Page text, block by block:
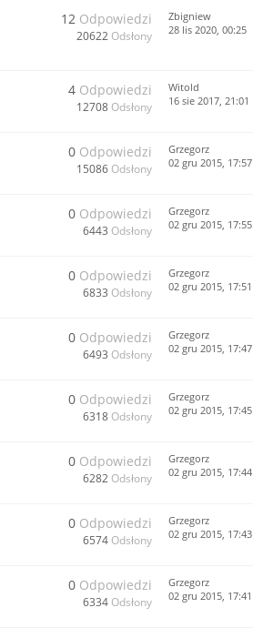
12 Odpowiedzi
20622 Odsłony
Zbigniew
28 lis 2020, 00:25
4 Odpowiedzi
12708 Odsłony
Witold
16 sie 2017, 21:01
0 Odpowiedzi
15086 Odsłony
Grzegorz
02 gru 2015, 17:57
0 Odpowiedzi
6443 Odsłony
Grzegorz
02 gru 2015, 17:55
0 Odpowiedzi
6833 Odsłony
Grzegorz
02 gru 2015, 17:51
0 Odpowiedzi
6493 Odsłony
Grzegorz
02 gru 2015, 17:47
0 Odpowiedzi
6318 Odsłony
Grzegorz
02 gru 2015, 17:45
0 Odpowiedzi
6282 Odsłony
Grzegorz
02 gru 2015, 17:44
0 Odpowiedzi
6574 Odsłony
Grzegorz
02 gru 2015, 17:43
0 Odpowiedzi
6334 Odsłony
Grzegorz
02 gru 2015, 17:41